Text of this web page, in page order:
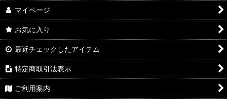
マイページ
お気に入り
最近チェックしたアイテム
特定商取引法表示
ご利用案内